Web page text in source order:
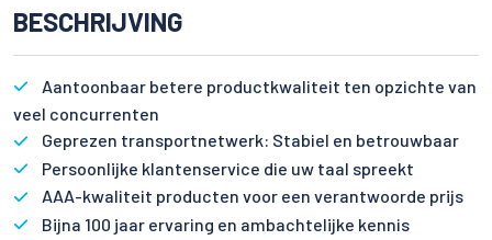
BESCHRIJVING
Aantoonbaar betere productkwaliteit ten opzichte van
veel concurrenten
Geprezen transportnetwerk: Stabiel en betrouwbaar
Persoonlijke klantenservice die uw taal spreekt
AAA-kwaliteit producten voor een verantwoorde prijs
Bijna 100 jaar ervaring en ambachtelijke kennis